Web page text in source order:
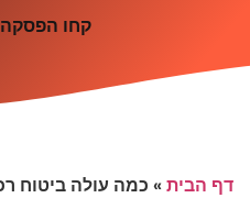
קחו הפסקה
דף הבית» כמה עולה ביטוח